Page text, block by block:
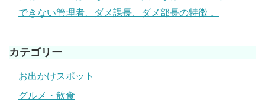
できない管理者、ダメ課長、ダメ部長の特徴 。
カテゴリー
お出かけスポット
グルメ・飲食